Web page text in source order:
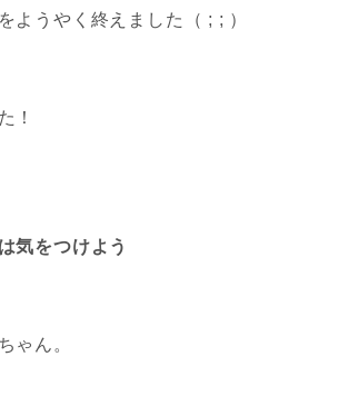
ようやく終えました（ ; ; ）
！
気をつけよう
ゃん。